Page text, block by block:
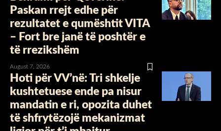
Paskan rrejt edhe për
rezultatet e qumështit VITA
– Fort bre janë të poshtër e
të rrezikshëm
August 7, 2026
Hoti për VV’në: Tri shkelje
kushtetuese ende pa nisur
mandatin e ri, opozita duhet
të shfrytëzojë mekanizmat